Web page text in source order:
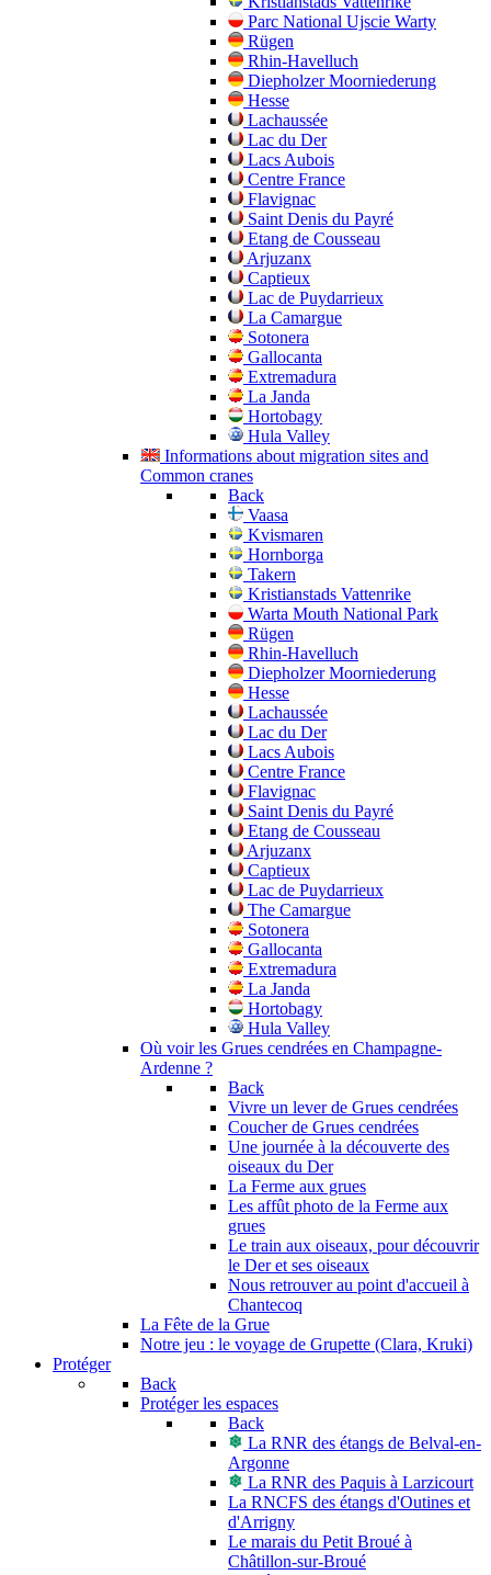
Parc National Ujscie Warty
Rügen
Rhin-Havelluch
Diepholzer Moorniederung
Hesse
Lachaussée
Lac du Der
Lacs Aubois
Centre France
Flavignac
Saint Denis du Payré
Etang de Cousseau
Arjuzanx
Captieux
Lac de Puydarrieux
La Camargue
Sotonera
Gallocanta
Extremadura
La Janda
Hortobagy
Hula Valley
Informations about migration sites and
Common cranes
Back
Vaasa
Kvismaren
Hornborga
Takern
Kristianstads Vattenrike
Warta Mouth National Park
Rügen
Rhin-Havelluch
Diepholzer Moorniederung
Hesse
Lachaussée
Lac du Der
Lacs Aubois
Centre France
Flavignac
Saint Denis du Payré
Etang de Cousseau
Arjuzanx
Captieux
Lac de Puydarrieux
The Camargue
Sotonera
Gallocanta
Extremadura
La Janda
Hortobagy
Hula Valley
Où voir les Grues cendrées en Champagne-
Ardenne ?
Back
Vivre un lever de Grues cendrées
Coucher de Grues cendrées
Une journée à la découverte des
oiseaux du Der
La Ferme aux grues
Les affût photo de la Ferme aux
grues
Le train aux oiseaux, pour découvrir
le Der et ses oiseaux
Nous retrouver au point d'accueil à
Chantecoq
La Fête de la Grue
Notre jeu : le voyage de Grupette (Clara, Kruki)
Protéger
Back
Protéger les espaces
Back
La RNR des étangs de Belval-en-
Argonne
La RNR des Paquis à Larzicourt
La RNCFS des étangs d'Outines et
d'Arrigny
Le marais du Petit Broué à
Châtillon-sur-Broué